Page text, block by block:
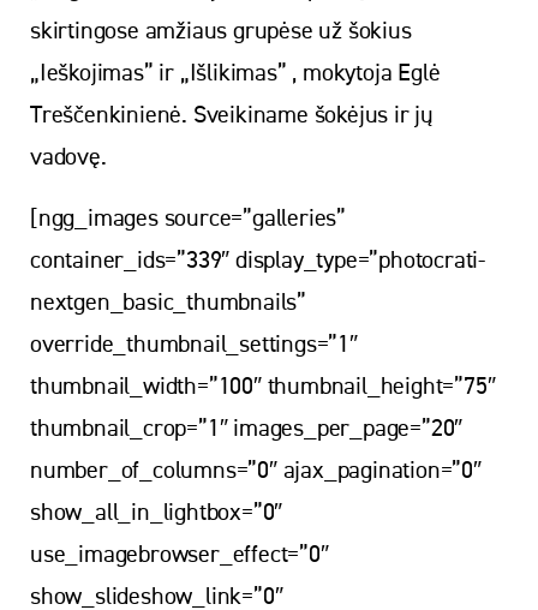
skirtingose amžiaus grupėse už šokius
„Ieškojimas” ir „Išlikimas” , mokytoja Eglė
Treščenkinienė. Sveikiname šokėjus ir jų
vadovę.
[ngg_images source=”galleries”
container_ids=”339″ display_type=”photocrati-
nextgen_basic_thumbnails”
override_thumbnail_settings=”1″
thumbnail_width=”100″ thumbnail_height=”75″
thumbnail_crop=”1″ images_per_page=”20″
number_of_columns=”0″ ajax_pagination=”0″
show_all_in_lightbox=”0″
use_imagebrowser_effect=”0″
show_slideshow_link=”0″